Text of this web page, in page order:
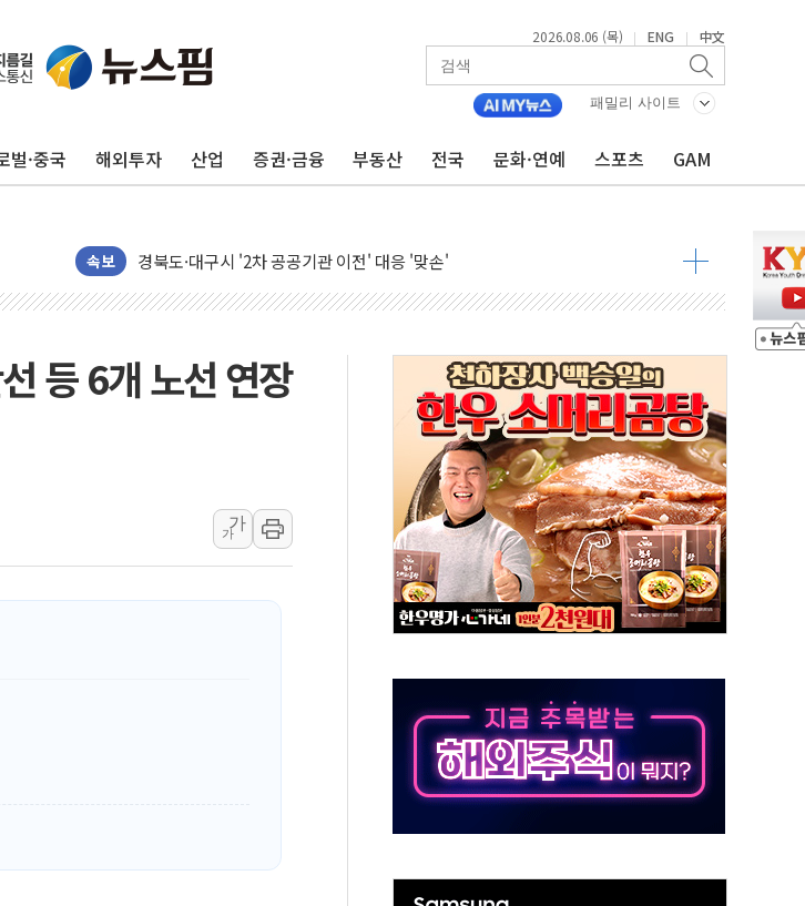
2026.08.06 (목) | ENG | 中文
패밀리 사이트
벌·중국 해외투자 산업 증권·금융 부동산 전국 문화·연예 스포츠 GAM
속보
듀오백 정관영 대표, 자사주 추가 매입
BGF리테일, 2분기 영업익 849억원…전년 比 22.3%↑
포스코, 희귀가스 사업 항공우주·방산으로 넓힌다
진원생명과학, '코로나19 DNA 백신 플랫폼' 美 특허 확보
서울 아파트값 0.26%↑…상승폭 커졌지만 고가주택 밀집된 강남·서초 둔화
효성중공업, 덴마크에 초고압변압기 첫 공급...국가 전력망에 첫 입성
CJ프레시웨이, 2분기 영업익 14.2% 감소…"온라인 사업으로 성장"
초박빙 경선에 친명계 '추가 투표' 요구...친청계 응집력 '희석' 전략 통할까
구리시 입주업종 확대…'현대 테라타워 구리갈매' 공급
KCC, 실적은 주춤했지만…'매출 절반' 실리콘 반등에 하반기 기대
정점식 "사관학교 통합 정치 프레임에 졸속 추진…'잼데믹' 안보까지 몰고 와"
장동혁 "李대통령 재판 재개해야 여론조사 51.9%…그것이 국민의 뜻"
日, 아키타에 일본 최대 규모의 AI 데이터센터 건설 추진
[종합] 李대통령 "취약계층 안부에 AI 활용…이주노동자 폭염 방치, 국격 훼손"
트럼프, 워시 연준의장과 수시 통화…독립성 논란 재점화
등 6개 노선 연장
가
가